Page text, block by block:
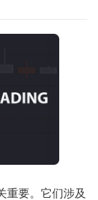
重要。它们涉及